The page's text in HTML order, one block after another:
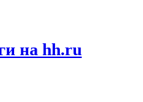
на hh.ru